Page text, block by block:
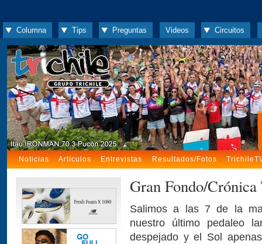
Columna Tips Preguntas Videos Circuitos
Noticias Artículos Entrevistas Resultados/Fotos
Gran Fondo/
Salimos a las 7 de la
nuestro último pedaleo
despejado y el Sol